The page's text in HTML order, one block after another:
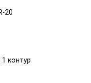
20
контур